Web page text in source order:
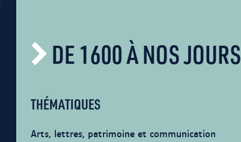
DE 1600 À NOS JOURS
THÉMATIQUES
Arts, lettres, patrimoine et communication